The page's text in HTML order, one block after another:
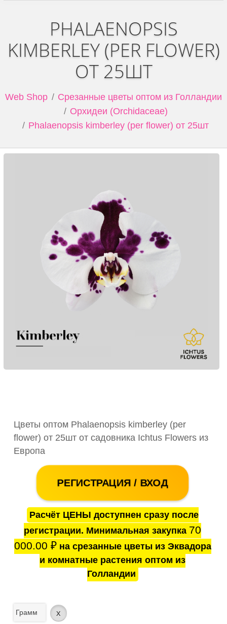
PHALAENOPSIS
KIMBERLEY (PER FLOWER)
ОТ 25ШТ
Web Shop
Срезанные цветы оптом из Голландии
Орхидеи (Orchidaceae)
Phalaenopsis kimberley (per flower) от 25шт
Цветы оптом Phalaenopsis kimberley (per
flower) от 25шт от садовника Ichtus Flowers из
Европа
РЕГИСТРАЦИЯ / ВХОД
Расчёт ЦЕНЫ доступнен сразу после
регистрации. Минимальная закупка 70
000.00 ₽на срезанные цветы из Эквадора
и комнатные растения оптом из
Голландии
Грамм x